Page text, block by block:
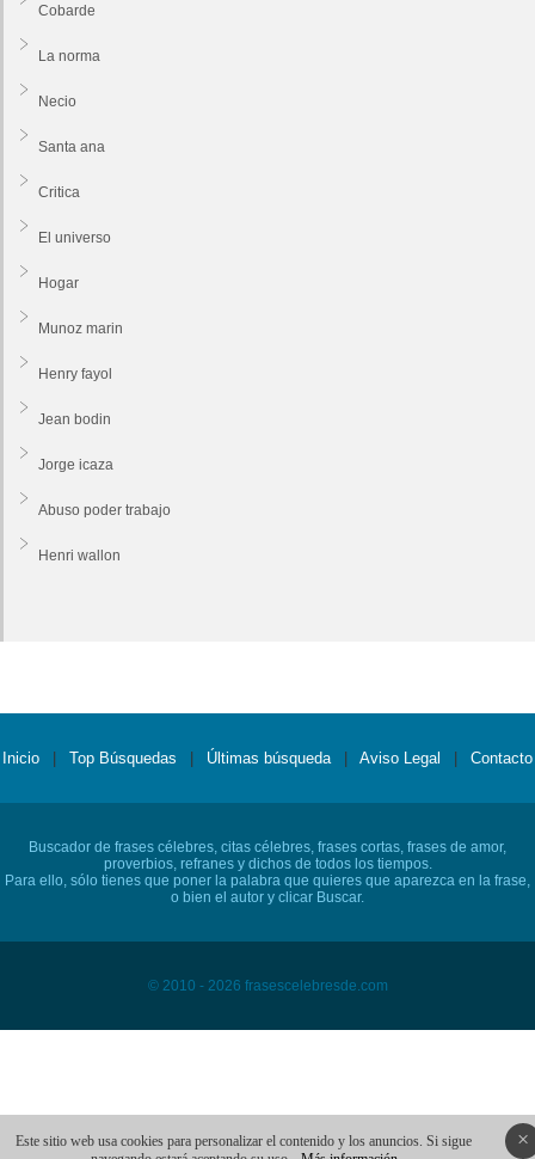
Cobarde
La norma
Necio
Santa ana
Critica
El universo
Hogar
Munoz marin
Henry fayol
Jean bodin
Jorge icaza
Abuso poder trabajo
Henri wallon
Inicio Top Búsquedas Últimas búsqueda Aviso Legal Contacto
Buscador de frases célebres, citas célebres, frases cortas, frases de amor,
proverbios, refranes y dichos de todos los tiempos.
Para ello, sólo tienes que poner la palabra que quieres que aparezca en la frase,
o bien el autor y clicar Buscar.
© 2010 - 2026 frasescelebresde.com
×
Este sitio web usa cookies para personalizar el contenido y los anuncios. Si sigue